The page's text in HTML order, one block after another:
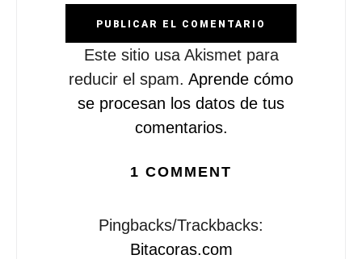
Este sitio usa Akismet para
reducir el spam. Aprende cómo
se procesan los datos de tus
comentarios.
1 COMMENT
Pingbacks/Trackbacks:
Bitacoras.com